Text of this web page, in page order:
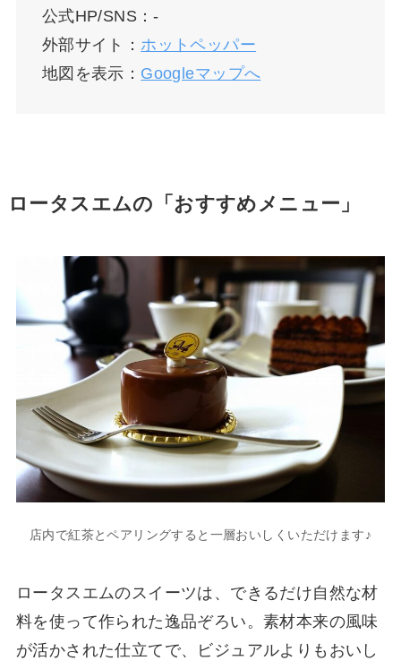
公式HP/SNS：-
外部サイト： ホットペッパー
地図を表示： Googleマップへ
ロータスエムの「おすすめメニュー」
店内で紅茶とペアリングすると一層おいしくいただけます♪
ロータスエムのスイーツは、できるだけ自然な材
料を使って作られた逸品ぞろい。素材本来の風味
が活かされた仕立てで、ビジュアルよりもおいし